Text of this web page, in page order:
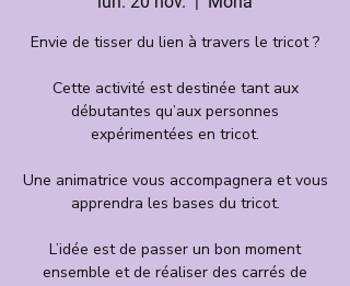
Envie de tisser du lien à travers le tricot ?
Cette activité est destinée tant aux
débutantes qu’aux personnes
expérimentées en tricot.
Une animatrice vous accompagnera et vous
apprendra les bases du tricot.
L’idée est de passer un bon moment
ensemble et de réaliser des carrés de